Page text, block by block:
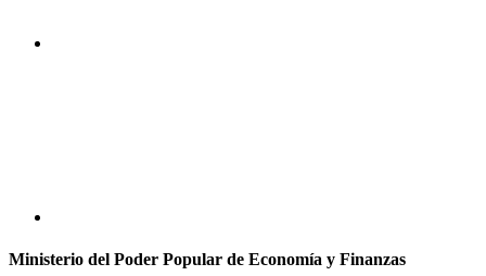
Ministerio del Poder Popular de Economía y Finanzas